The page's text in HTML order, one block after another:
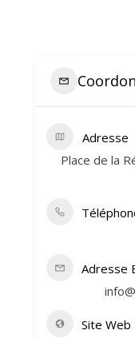
Adresse
Place de la
Adresse
Site Web